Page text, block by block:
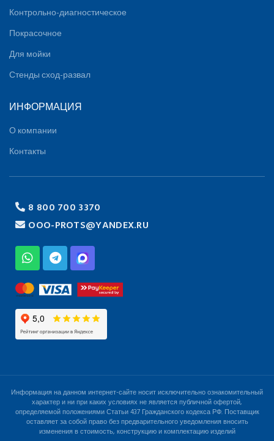
Контрольно-диагностическое
Покрасочное
Для мойки
Стенды сход-развал
ИНФОРМАЦИЯ
О компании
Контакты
8 800 700 3370
OOO-PROTS@YANDEX.RU
Информация на данном интернет-сайте носит исключительно ознакомительный
характер и ни при каких условиях не является публичной офертой,
определяемой положениями Статьи 437 Гражданского кодекса РФ. Поставщик
оставляет за собой право без предварительного уведомления вносить
изменения в стоимость, конструкцию и комплектацию изделий